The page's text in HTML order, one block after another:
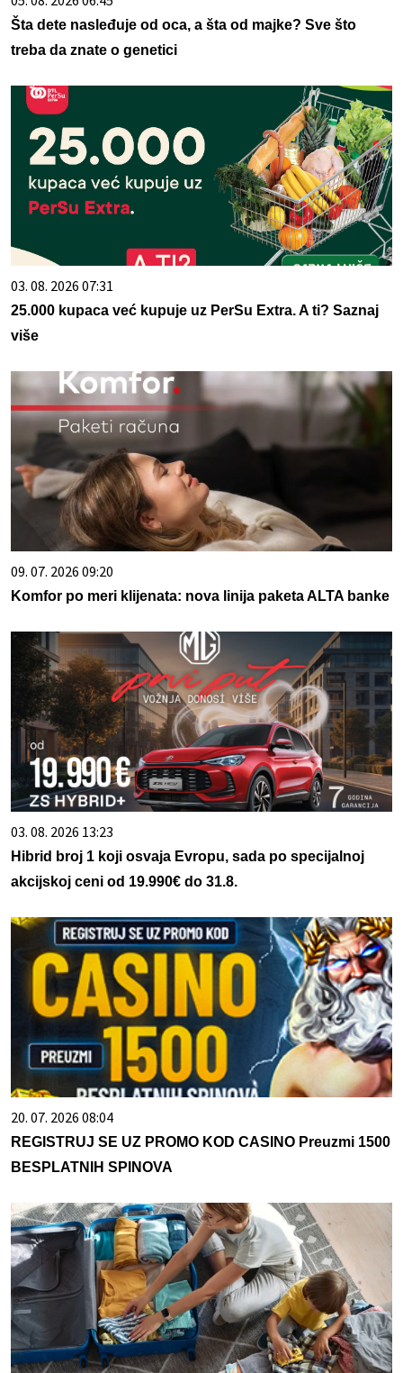
Šta dete nasleđuje od oca, a šta od majke? Sve što
treba da znate o genetici
03. 08. 2026 07:31
25.000 kupaca već kupuje uz PerSu Extra. A ti? Saznaj
više
09. 07. 2026 09:20
Komfor po meri klijenata: nova linija paketa ALTA banke
03. 08. 2026 13:23
Hibrid broj 1 koji osvaja Evropu, sada po specijalnoj
akcijskoj ceni od 19.990€ do 31.8.
20. 07. 2026 08:04
REGISTRUJ SE UZ PROMO KOD CASINO Preuzmi 1500
BESPLATNIH SPINOVA